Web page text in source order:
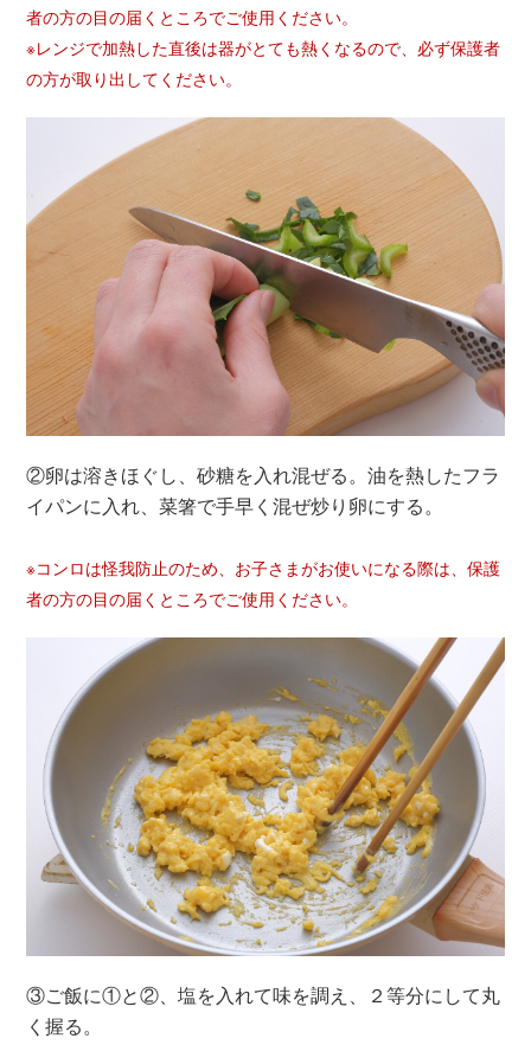
者の方の目の届くところでご使用ください。
※レンジで加熱した直後は器がとても熱くなるので、必ず保護者
の方が取り出してください。
②卵は溶きほぐし、砂糖を入れ混ぜる。油を熱したフラ
イパンに入れ、菜箸で手早く混ぜ炒り卵にする。
※コンロは怪我防止のため、お子さまがお使いになる際は、保護
者の方の目の届くところでご使用ください。
③ご飯に①と②、塩を入れて味を調え、２等分にして丸
く握る。